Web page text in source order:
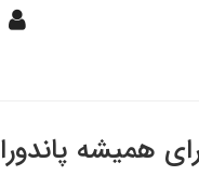
همیشه پاندورا